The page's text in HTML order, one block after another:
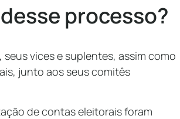
processo?
vices e suplentes, assim como
junto aos seus comitês
de contas eleitorais foram